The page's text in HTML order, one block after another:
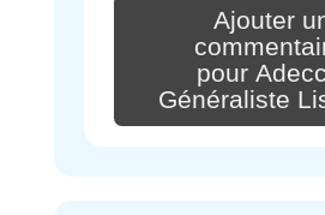
Ajouter
pour
Généraliste